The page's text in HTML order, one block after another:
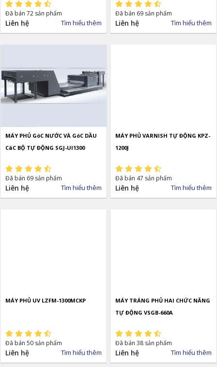
Đã bán 72 sản phẩm
Liên hệ Tìm hiểu thêm
Đã bán 69 sản phẩm
Liên hệ Tìm hiểu thêm
MÁY PHỦ GóC NƯỚC VÀ GóC DẦU
CäC BỘ TỰ ĐỘNG SGJ-UI1300
Đã bán 69 sản phẩm
Liên hệ Tìm hiểu thêm
MÁY PHỦ VARNISH TỰ ĐỘNG KPZ-
1200J
Đã bán 47 sản phẩm
Liên hệ Tìm hiểu thêm
MÁY PHỦ UV LZFM-1300MCKP
Đã bán 50 sản phẩm
Liên hệ Tìm hiểu thêm
MÁY TRÁNG PHỦ HAI CHỨC NĂNG
TỰ ĐỘNG VSGB-660A
Đã bán 38 sản phẩm
Liên hệ Tìm hiểu thêm